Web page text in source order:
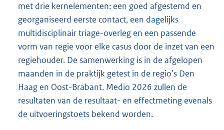
met drie kernelementen: een goed afgestemd en
georganiseerd eerste contact, een dagelijks
multidisciplinair triage-overleg en een passende
vorm van regie voor elke casus door de inzet van een
regiehouder. De samenwerking is in de afgelopen
maanden in de praktijk getest in de regio’s Den
Haag en Oost-Brabant. Medio 2026 zullen de
resultaten van de resultaat- en effectmeting evenals
de uitvoeringstoets bekend worden.